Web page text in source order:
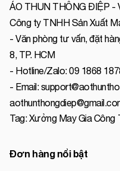
ÁO THUN THÔNG ĐIỆP -
Công ty TNHH Sản Xuất
- Văn phòng tư vấn, đặt
8, TP. HCM
- Hotline/Zalo: 09 1868
- Email:
Tag: Xưởng May Gia Công
Đơn hàng nổi bật